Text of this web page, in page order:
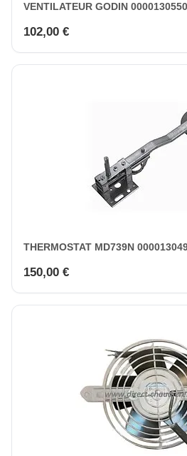
VENTILATEUR GODIN
102,00 €
THERMOSTAT MD739N
150,00 €